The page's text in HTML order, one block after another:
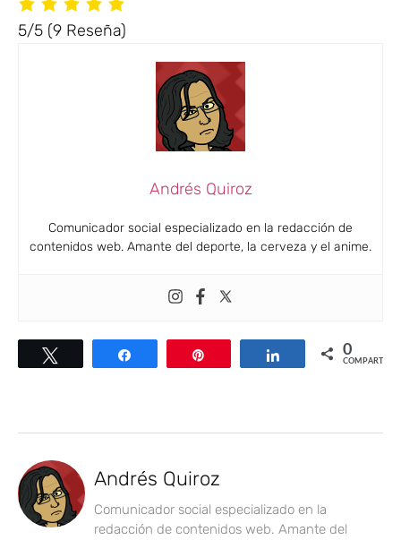
5/5 (9 Reseña)
Andrés Quiroz
Comunicador social especializado en la redacción de
contenidos web. Amante del deporte, la cerveza y el anime.
Compartir Compartir0
COMPARTIR
Andrés Quiroz
Comunicador social especializado en la
redacción de contenidos web. Amante del